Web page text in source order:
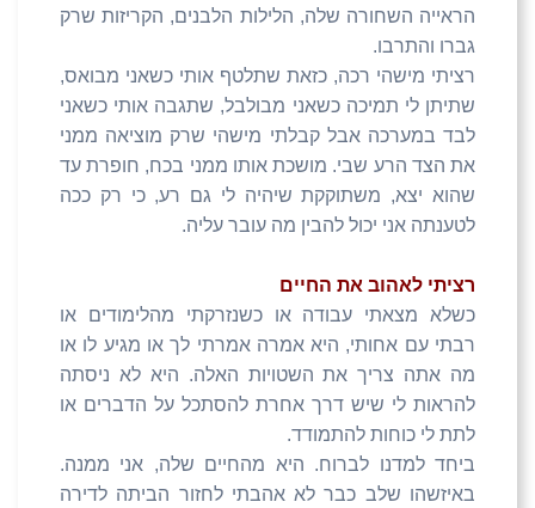
הראייה השחורה שלה, הלילות הלבנים, הקריזות שרק
גברו והתרבו.
רציתי מישהי רכה, כזאת שתלטף אותי כשאני מבואס,
שתיתן לי תמיכה כשאני מבולבל, שתגבה אותי כשאני
לבד במערכה אבל קבלתי מישהי שרק מוציאה ממני
את הצד הרע שבי. מושכת אותו ממני בכח, חופרת עד
שהוא יצא, משתוקקת שיהיה לי גם רע, כי רק ככה
לטענתה אני יכול להבין מה עובר עליה.
רציתי לאהוב את החיים
כשלא מצאתי עבודה או כשנזרקתי מהלימודים או
רבתי עם אחותי, היא אמרה אמרתי לך או מגיע לו או
מה אתה צריך את השטויות האלה. היא לא ניסתה
להראות לי שיש דרך אחרת להסתכל על הדברים או
לתת לי כוחות להתמודד.
ביחד למדנו לברוח. היא מהחיים שלה, אני ממנה.
באיזשהו שלב כבר לא אהבתי לחזור הביתה לדירה